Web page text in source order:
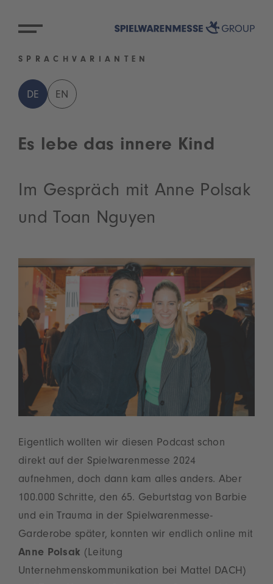
SPRACHVARIANTEN
DE EN
Es lebe das innere Kind
Im Gespräch mit Anne Polsak
und Toan Nguyen
Eigentlich wollten wir diesen Podcast schon
direkt auf der Spielwarenmesse 2024
aufnehmen, doch dann kam alles anders. Aber
100.000 Schritte, den 65. Geburtstag von Barbie
und ein Trauma in der Spielwarenmesse-
Garderobe später, konnten wir endlich online mit
Anne Polsak (Leitung
Unternehmenskommunikation bei Mattel DACH)